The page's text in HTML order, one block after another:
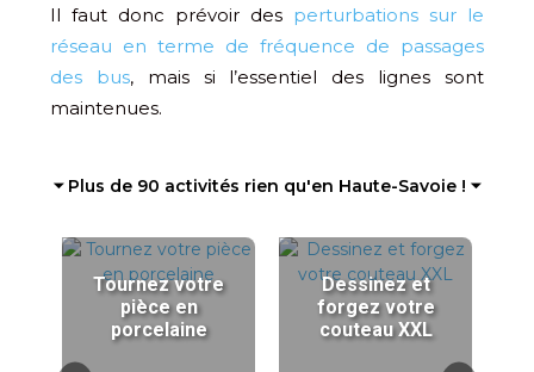
Il faut donc prévoir des perturbations sur le
réseau en terme de fréquence de passages
des bus, mais si l’essentiel des lignes sont
maintenues.
⏷ Plus de 90 activités rien qu'en Haute-Savoie ! ⏷
Tournez votre
pièce en
porcelaine
Dessinez et
forgez votre
couteau XXL